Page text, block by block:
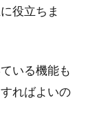
役立ちま
いる機能も
ればよいの